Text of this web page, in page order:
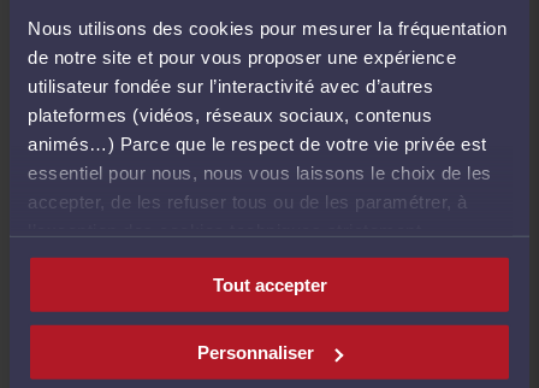
Nous utilisons des cookies pour mesurer la fréquentation
de notre site et pour vous proposer une expérience
utilisateur fondée sur l’interactivité avec d’autres
plateformes (vidéos, réseaux sociaux, contenus
animés…) Parce que le respect de votre vie privée est
essentiel pour nous, nous vous laissons le choix de les
accepter, de les refuser tous ou de les paramétrer, à
nécessaires au fonctionnement du site.
Tout accepter
Personnaliser
Ce projet de loi ambitionne de réformer en
profondeur le système de sanctions pénales, jugé
trop complexe et illisible, au point de rendre la
justice incompréhensible pour les justiciables.
la DAGC se termine en janvier. En février, la
seconde phase de consultation s'ouvrira et
devrait permettre au CNB d'être consulté et
entendu sur ces positions notamment sur les
questions ayant traits à la régulation carcérale.